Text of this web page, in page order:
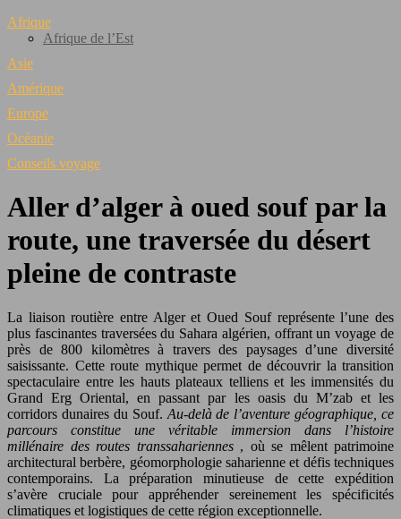
Afrique
Afrique de l’Est
Asie
Amérique
Europe
Océanie
Conseils voyage
Aller d’alger à oued souf par la
route, une traversée du désert
pleine de contraste
La liaison routière entre Alger et Oued Souf représente l’une des
plus fascinantes traversées du Sahara algérien, offrant un voyage de
près de 800 kilomètres à travers des paysages d’une diversité
saisissante. Cette route mythique permet de découvrir la transition
spectaculaire entre les hauts plateaux telliens et les immensités du
Grand Erg Oriental, en passant par les oasis du M’zab et les
corridors dunaires du Souf. Au-delà de l’aventure géographique, ce
parcours constitue une véritable immersion dans l’histoire
millénaire des routes transsahariennes , où se mêlent patrimoine
architectural berbère, géomorphologie saharienne et défis techniques
contemporains. La préparation minutieuse de cette expédition
s’avère cruciale pour appréhender sereinement les spécificités
climatiques et logistiques de cette région exceptionnelle.